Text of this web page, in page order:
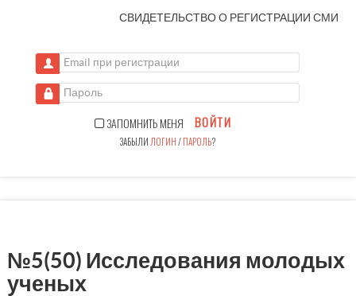
СВИДЕТЕЛЬСТВО О РЕГИСТРАЦИИСМИ
Email при регистрации
Пароль
ЗАПОМНИТЬ МЕНЯ ВОЙТИ
ЗАБЫЛИ ЛОГИН/ПАРОЛЬ?
№5(50) Исследования молодых
ученых